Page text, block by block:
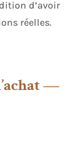
d’avoir
réelles.
—